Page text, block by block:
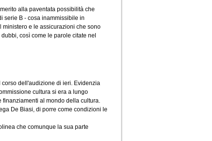
alla paventata possibilità che
serie B - cosa inammissibile in
e le assicurazioni che sono
così come le parole citate nel
dell'audizione di ieri. Evidenzia
cultura si era a lungo
al mondo della cultura.
De Biasi, di porre come condizioni le
che comunque la sua parte